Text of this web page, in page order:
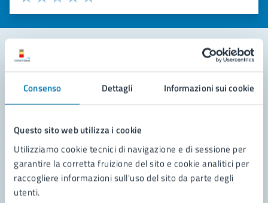
Consenso Dettagli Informazioni sui cookie
Questo sito web utilizza i cookie
Utilizziamo cookie tecnici di navigazione e di sessione per
garantire la corretta fruizione del sito e cookie analitici per
raccogliere informazioni sull'uso del sito da parte degli
utenti.
Valuta 5 stelle su 5
Valuta 4 stelle su 5
Valuta 3 stelle su 5
Valuta 2 stelle su 5
Valuta 1 stelle su 5
Leggi le domande frequenti
Richiedi assistenza
Prenota appuntamento
Problemi in città